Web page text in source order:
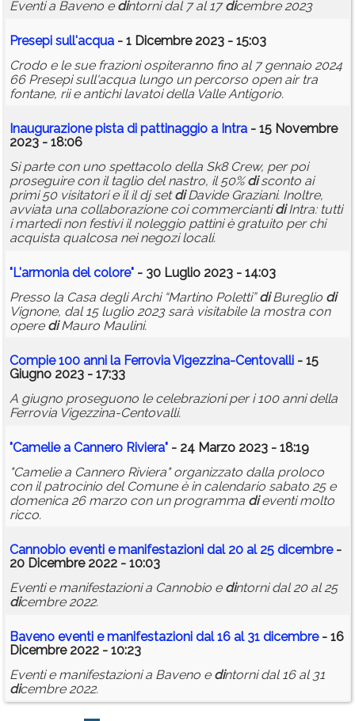
Eventi a Baveno e dintorni dal 7 al 17dicembre 2023
Presepi sull'acqua - 1 Dicembre 2023 - 15:03
Crodo e le sue frazioni ospiteranno fino al 7 gennaio 2024
66 Presepi sull'acqua lungo un percorso open air tra
fontane, rii e antichi lavatoi della Valle Antigorio.
Inaugurazione pista di pattinaggio a Intra - 15 Novembre
2023 - 18:06
Si parte con uno spettacolo della Sk8 Crew, per poi
proseguire con il taglio del nastro, il 50%disconto ai
primi 50 visitatori e il il dj setdiDavide Graziani. Inoltre,
avviata una collaborazione coi commerciantidiIntra: tutti
i martedì non festivi il noleggio pattini è gratuito per chi
acquista qualcosa nei negozi locali.
"L'armonia del colore" - 30 Luglio 2023 - 14:03
Presso la Casa degli Archi “Martino Poletti”diBureglio di
Vignone, dal 15 luglio 2023 sarà visitabile la mostra con
opere diMauro Maulini.
Compie 100 anni la Ferrovia Vigezzina-Centovalli - 15
Giugno 2023 - 17:33
A giugno proseguono le celebrazioni per i 100 anni della
Ferrovia Vigezzina-Centovalli.
"Camelie a Cannero Riviera" - 24 Marzo 2023 - 18:19
"Camelie a Cannero Riviera" organizzato dalla proloco
con il patrocinio del Comune è in calendario sabato 25 e
domenica 26 marzo con un programma dieventi molto
ricco.
Cannobio eventi e manifestazioni dal 20 al 25 dicembre-
20 Dicembre 2022 - 10:03
Eventi e manifestazioni a Cannobio e dintorni dal 20 al 25
dicembre 2022.
Baveno eventi e manifestazioni dal 16 al 31 dicembre- 16
Dicembre 2022 - 10:23
Eventi e manifestazioni a Baveno e dintorni dal 16 al 31
dicembre 2022.